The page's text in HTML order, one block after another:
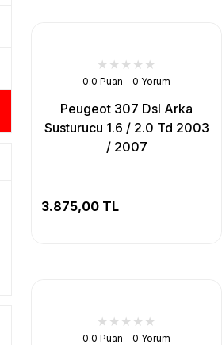
0.0 Puan - 0 Yorum
Peugeot 307 Dsl Arka
Susturucu 1.6 / 2.0 Td 2003
/ 2007
3.875,00 TL
0.0 Puan - 0 Yorum